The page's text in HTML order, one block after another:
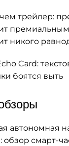
трейлер:
никого
Card:
боятся выть
автономная
обзор смарт-